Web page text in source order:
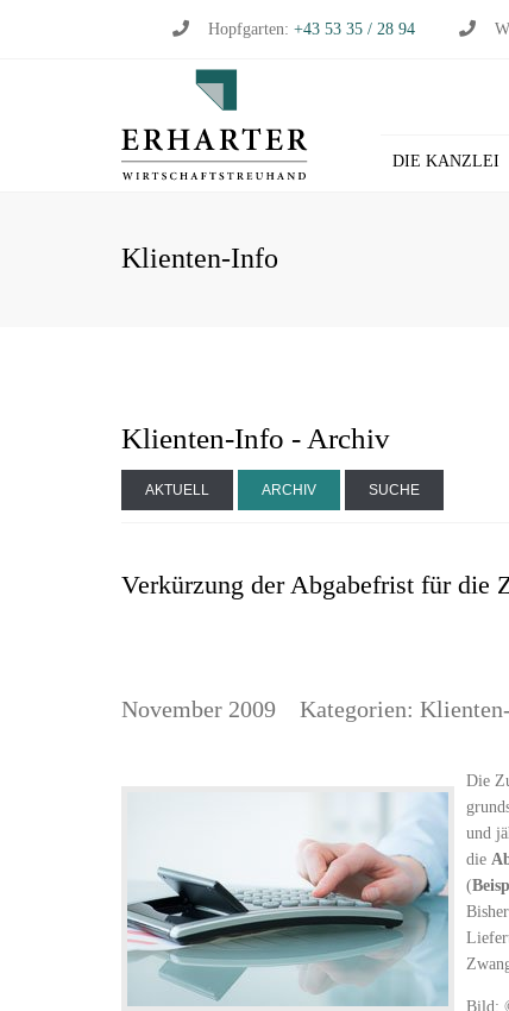
Hopfgarten: +43 53 35 / 28 94
DIE KANZLEI
Klienten-Info
Klienten-Info - Archiv
AKTUELL ARCHIV SUCHE
Verkürzung der Abgabefrist für die
November 2009 Kategorien:
Die
und
die
(
Bild: